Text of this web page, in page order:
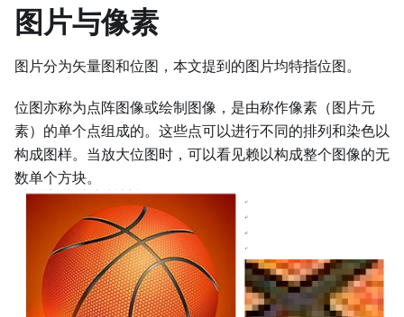
图片与像素
图片分为矢量图和位图，本文提到的图片均特指位图。
位图亦称为点阵图像或绘制图像，是由称作像素（图片元
素）的单个点组成的。这些点可以进行不同的排列和染色以
构成图样。当放大位图时，可以看见赖以构成整个图像的无
数单个方块。